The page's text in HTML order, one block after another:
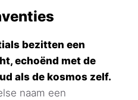
bezitten een
echoënd met de
als de kosmos zelf.
naam een